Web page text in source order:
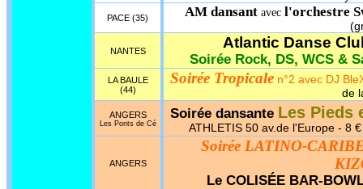
PACE (35) AM dansant avec l'orchestre
NANTES Atlantic Danse
Soirée Rock, DS, WCS &
LA BAULE
(44)
Soirée Tropicalen°2 avec DJ
de
ANGERS
Les Ponts de Cé
Soirée dansante Les Pieds
ATHLETIS 50 av.de l'Europe - 8
ANGERS
Soirée LATINO-
Le COLISÉE BAR-